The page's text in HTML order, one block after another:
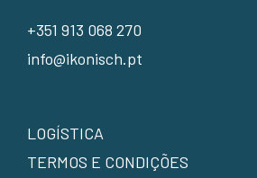
+351 913 068 270
info@ikonisch.pt
LOGÍSTICA
TERMOS E CONDIÇÕES